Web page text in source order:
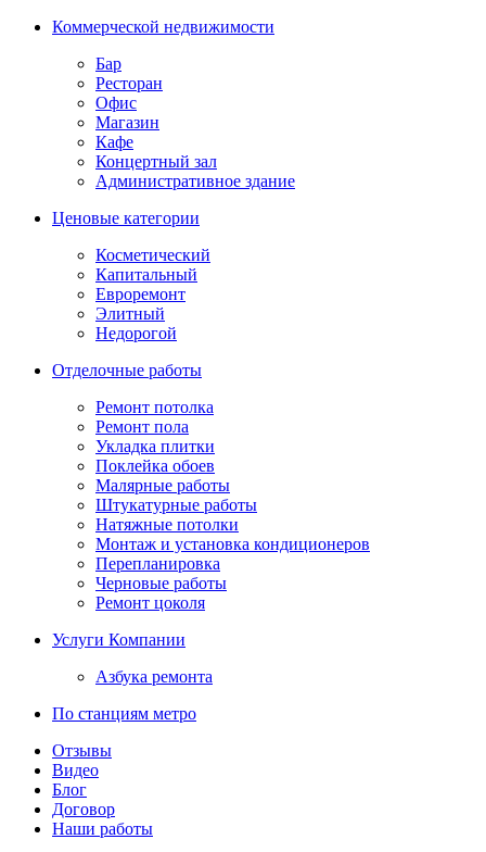
Коммерческой недвижимости
Бар
Ресторан
Офис
Магазин
Кафе
Концертный зал
Административное здание
Ценовые категории
Косметический
Капитальный
Евроремонт
Элитный
Недорогой
Отделочные работы
Ремонт потолка
Ремонт пола
Укладка плитки
Поклейка обоев
Малярные работы
Штукатурные работы
Натяжные потолки
Монтаж и установка кондиционеров
Перепланировка
Черновые работы
Ремонт цоколя
Услуги Компании
Азбука ремонта
По станциям метро
Отзывы
Видео
Блог
Договор
Наши работы